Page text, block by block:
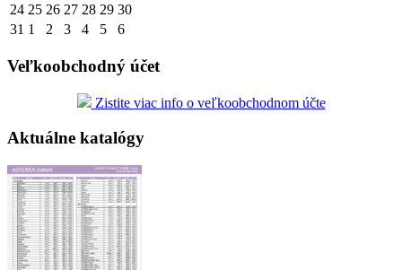
24 25 26 27 28 29 30
31 1 2 3 4 5 6
Veľkoobchodný účet
Zistite viac info o veľkoobchodnom účte
Aktuálne katalógy